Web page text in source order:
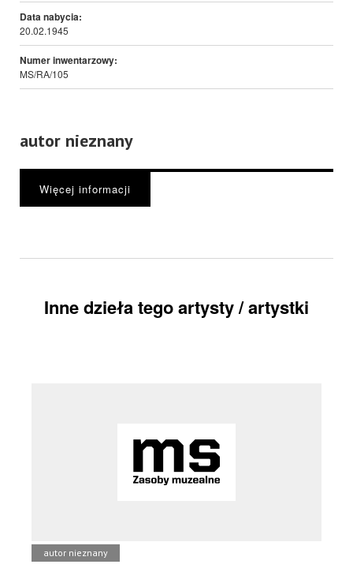
Data nabycia:
20.02.1945
Numer inwentarzowy:
MS/RA/105
autor nieznany
Więcej informacji
Inne dzieła tego artysty / artystki
autor nieznany